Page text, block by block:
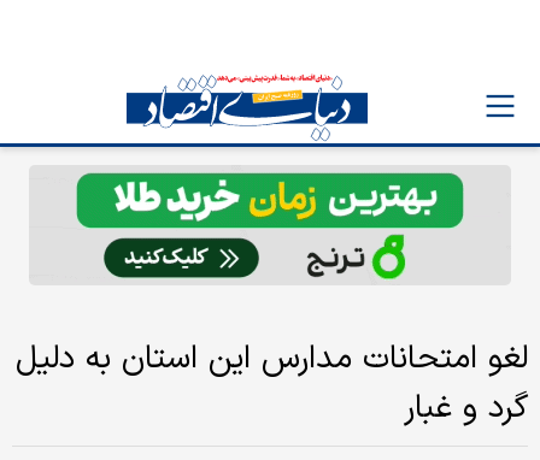
لغو امتحانات مدارس این استان به دلیل
گرد و غبار